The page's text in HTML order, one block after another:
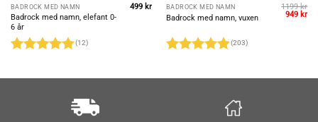
BADROCK MED NAMN
Badrock med namn, elefant 0-
6 år
(12)
499kr BADROCK MED NAMN
Badrock med namn, vuxen
(203)
1199kr
Det
949kr